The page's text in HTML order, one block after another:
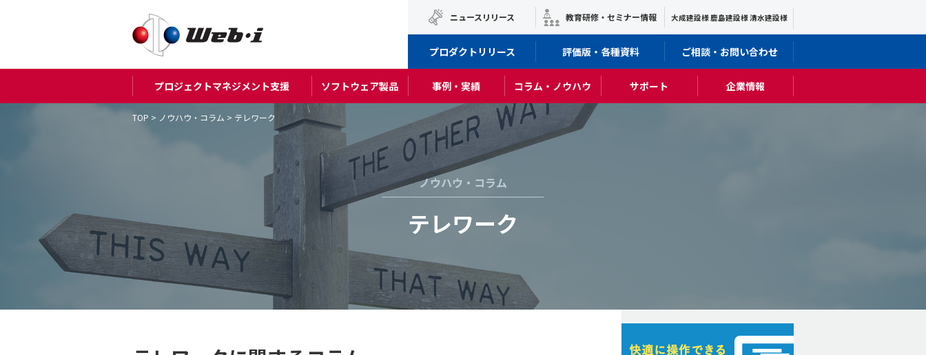
プロジェクトマネジメント支援 ソフトウェア製品 事例・実績 コラム・ノウハウ サポート 企業情報
ニュースリリース 教育研修・セミナー情報 大成建設様 鹿島建設様 清水建設様
プロダクトリリース 評価版・各種資料 ご相談・お問い合わせ
ノウハウ・コラム
テレワーク
TOP > ノウハウ・コラム > テレワーク